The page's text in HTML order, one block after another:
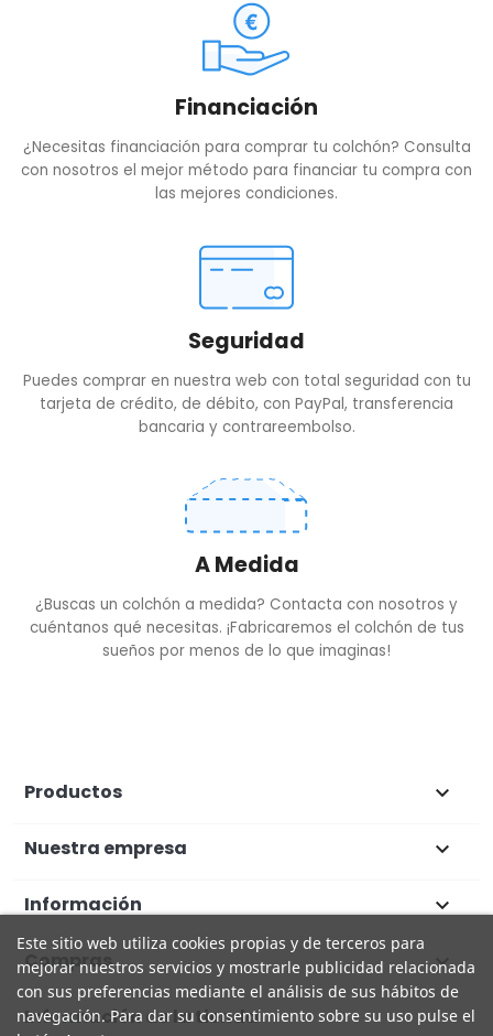
Financiación
¿Necesitas financiación para comprar tu colchón? Consulta
con nosotros el mejor método para financiar tu compra con
las mejores condiciones.
Seguridad
Puedes comprar en nuestra web con total seguridad con tu
tarjeta de crédito, de débito, con PayPal, transferencia
bancaria y contrareembolso.
A Medida
¿Buscas un colchón a medida? Contacta con nosotros y
cuéntanos qué necesitas. ¡Fabricaremos el colchón de tus
sueños por menos de lo que imaginas!
Productos 
Nuestra empresa 
Información 
Compras 
Información de la tienda
Este sitio web utiliza cookies propias y de terceros para
mejorar nuestros servicios y mostrarle publicidad relacionada
con sus preferencias mediante el análisis de sus hábitos de
navegación. Para dar su consentimiento sobre su uso pulse el